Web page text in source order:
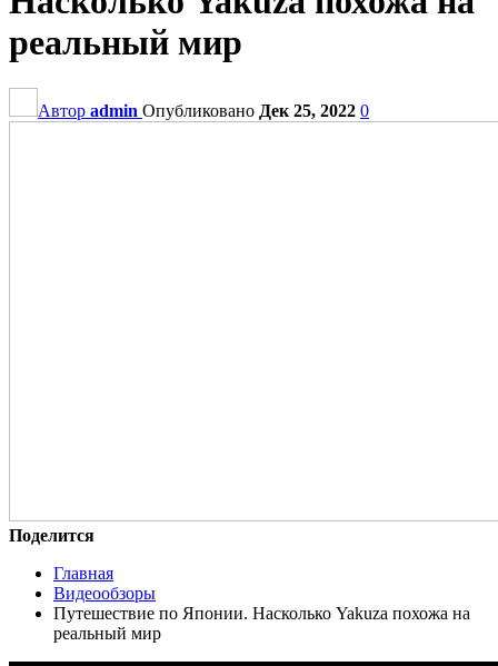
реальный мир
Автор admin Опубликовано Дек 25, 2022 0
Поделится
Главная
Видеообзоры
Путешествие по Японии. Насколько Yakuza похожа на
реальный мир